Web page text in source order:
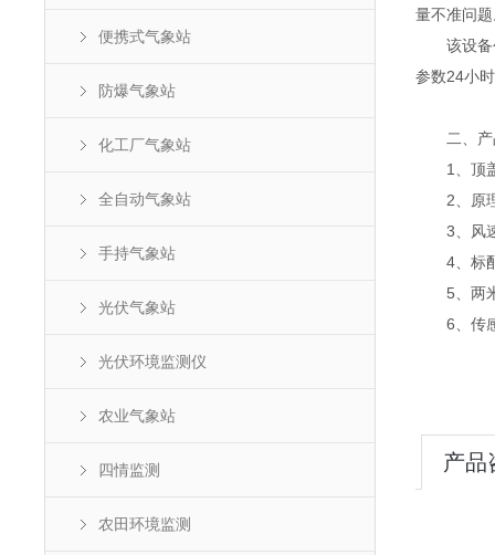
便携式气象站
防爆气象站
化工厂气象站
全自动气象站
手持气象站
光伏气象站
光伏环境监测仪
农业气象站
四情监测
农田环境监测
量不准问
该设备创
参数24小
二、产
1、顶盖
2、原理
3、风速
4、标配
5、两米
6、传感
产品